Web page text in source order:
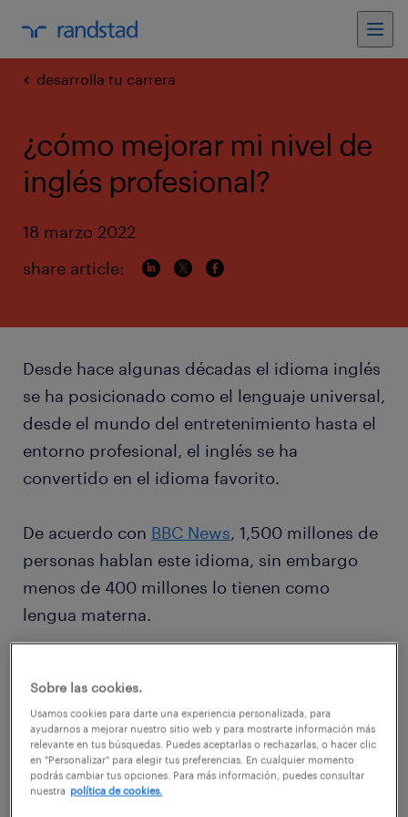
desarrolla tu carrera
¿cómo mejorar mi nivel de
inglés profesional?
18 marzo 2022
share article:
Desde hace algunas décadas el idioma inglés
se ha posicionado como el lenguaje universal,
desde el mundo del entretenimiento hasta el
entorno profesional, el inglés se ha
convertido en el idioma favorito.
De acuerdo con BBC News, 1,500 millones de
personas hablan este idioma, sin embargo
menos de 400 millones lo tienen como
lengua materna.
posicionó en el 2021 en el lugar número 92 de
112 con base al reporteEF EPI 2021, el mayor
ranking mundial del nivel de inglés. De
acuerdo a este estudio el poseer un
Sobre las cookies.
Usamos cookies para darte una experiencia personalizada, para
ayudarnos a mejorar nuestro sitio web y para mostrarte información más
relevante en tus búsquedas. Puedes aceptarlas o rechazarlas, o hacer clic
en "Personalizar" para elegir tus preferencias. En cualquier momento
podrás cambiar tus opciones. Para más información, puedes consultar
nuestra política de cookies.